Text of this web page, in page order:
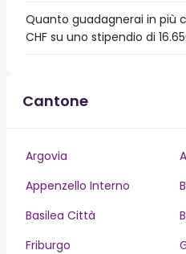
Quanto guadagnerai in più
CHF su uno stipendio di
Cantone
Argovia
Appenzello Interno
Basilea Città
Friburgo